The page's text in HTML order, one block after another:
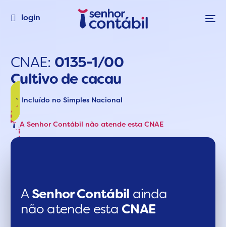
login
CNAE: 0135-1/00
Cultivo de cacau
Incluído no Simples Nacional
A Senhor Contábil não atende esta CNAE
A Senhor Contábil ainda
não atende esta CNAE​